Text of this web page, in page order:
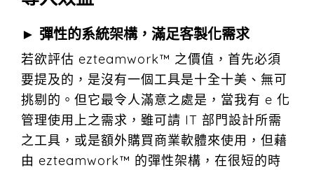
► 彈性的系統架構，滿足客製化需求
若欲評估 ezteamwork™ 之價值，首先必須
要提及的，是沒有一個工具是十全十美、無可
挑剔的。但它最令人滿意之處是，當我有 e 化
管理使用上之需求，雖可請 IT 部門設計所需
之工具，或是額外購買商業軟體來使用，但藉
由 ezteamwork™ 的彈性架構，在很短的時